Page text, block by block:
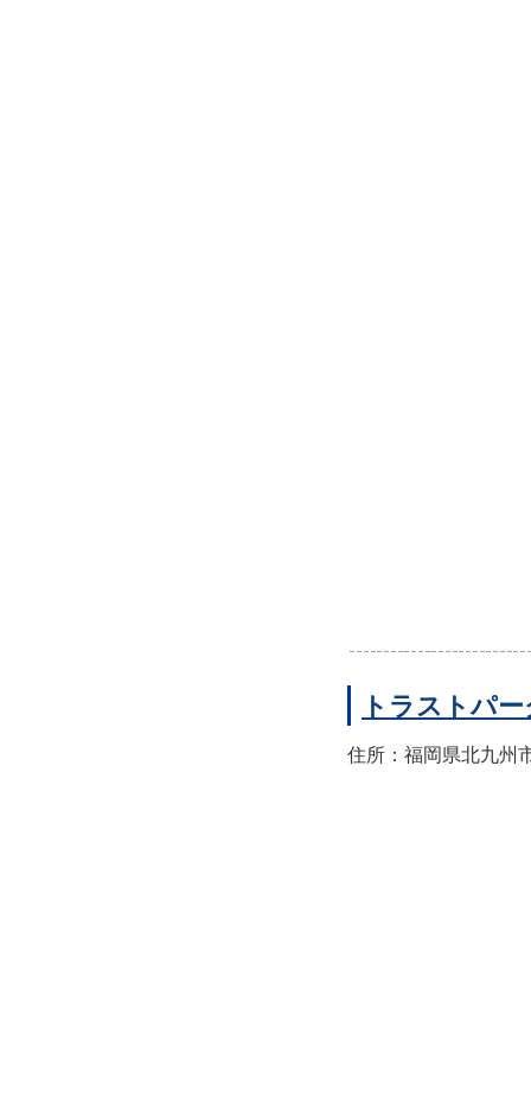
トラストパ
住所：福岡県北九州